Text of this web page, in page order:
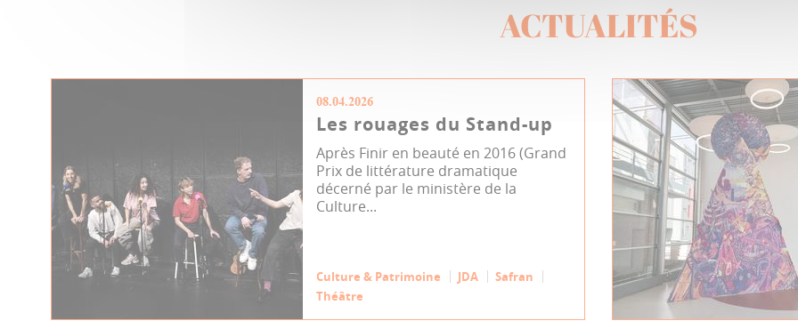
ACTUALITÉS
08.04.2026
Les rouages du Stand-up
Après Finir en beauté en 2016 (Grand
Prix de littérature dramatique
décerné par le ministère de la
Culture...
Culture & Patrimoine JDA
Safran
Théâtre